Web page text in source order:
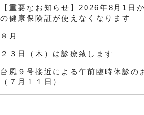
【重要なお知らせ】2026年8月1日
の健康保険証が使えなくなります
８月
２３日（木）は診療致します
台風９号接近による午前臨時休診の
（７月１１日）